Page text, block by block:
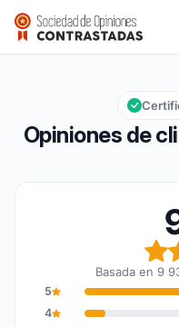
Homeose.fr
Calificación global: 9,7 de
9,7/10
Opiniones de
Basada en 9
5
4